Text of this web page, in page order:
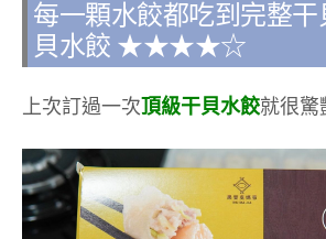
每一顆水餃都吃到完整干
貝水餃 ★★★★☆
上次訂過一次頂級干貝水餃就很